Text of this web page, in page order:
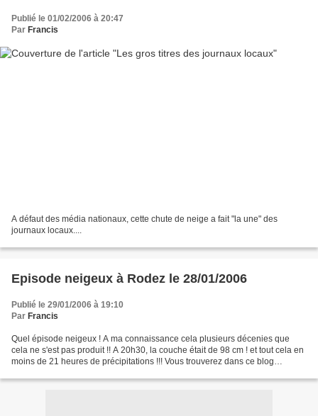
Publié le 01/02/2006 à 20:47
Par Francis
A défaut des média nationaux, cette chute de neige a fait "la une" des
journaux locaux....
Episode neigeux à Rodez le 28/01/2006
Publié le 29/01/2006 à 19:10
Par Francis
Quel épisode neigeux ! A ma connaissance cela plusieurs décenies que
cela ne s'est pas produit !! A 20h30, la couche était de 98 cm ! et tout cela en
moins de 21 heures de précipitations !!! Vous trouverez dans ce blog